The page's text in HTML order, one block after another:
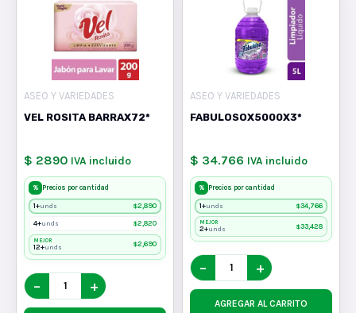
ASEO Y VARIEDADES
VEL ROSITA BARRAX72*
$ 2890 IVA incluido
% Precios por cantidad
1+unds $2,890
4+unds $2,820
MEJOR
12+unds $2,690
− +
ASEO Y VARIEDADES
FABULOSOX5000X3*
$ 34.766 IVA incluido
% Precios por cantidad
1+unds $34,766
MEJOR
2+unds $33,428
− +
AGREGAR AL CARRITO